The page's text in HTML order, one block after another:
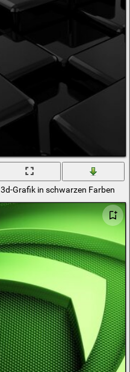
3d-Grafik in schwarzen Farben